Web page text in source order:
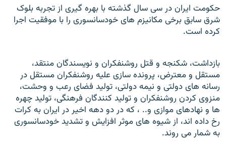
حکومت ايران در سی سال گذشته با بهره گيری از تجربه بلوک
شرق سابق برخی مکانيزم های خودسانسوری را با موفقيت اجرا
کرده است.
بازداشت، شکنجه و قتل روشنفکران و نويسندگان منتقد،
مستقل و معترض، پرونده سازی عليه روشنفکران مستقل در
رسانه های دولتی و نيمه دولتی، توليد فضای رعب و وحشت،
منزوی کردن روشنفکران و توليد کنندگان فرهنگی، توليد چهره
ها و نهادهای موازی و.. ، که در دو دهه اخير در ايران به کرات
رخ داده اند، از شيوه های موثر افزايش و تشديد خودسانسوری
به شمار می روند.